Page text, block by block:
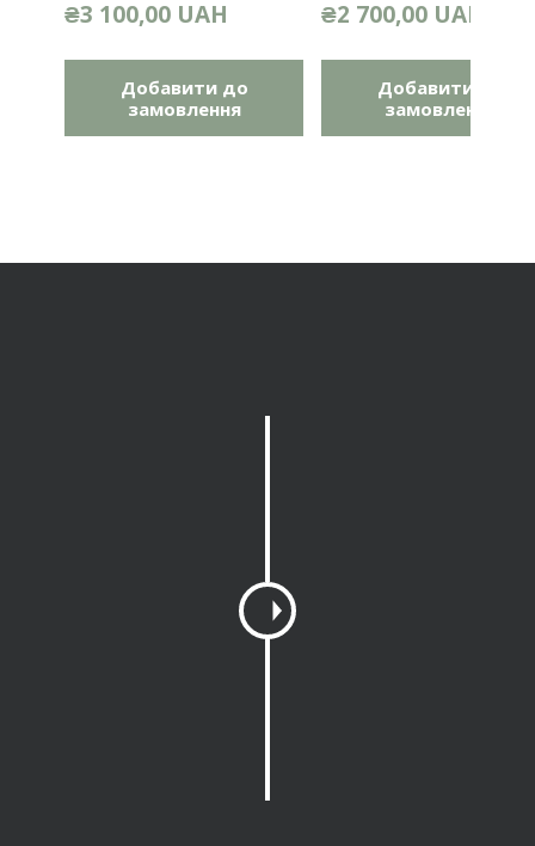
₴3 100,00 UAH
Добавити до
замовлення
₴2 700,00 UAH
Добавити до
замовлення
a
m
o